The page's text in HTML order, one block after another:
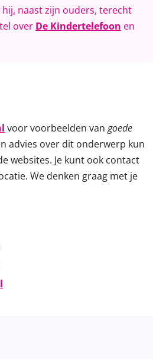
naast zijn ouders, terecht
over De Kindertelefoon en
voor voorbeelden van goede
advies over dit onderwerp kun
websites. Je kunt ook contact
We denken graag met je